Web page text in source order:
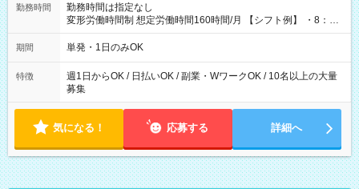
勤務時間
勤務時間は指定なし
変形労働時間制 想定労働時間160時間/月 【シフト例】 ・8：00
～21：00
期間 単発・1日のみOK
特徴
週1日からOK / 日払いOK / 副業・WワークOK / 10名以上の大量
募集
気になる！ 応募する 詳細へ